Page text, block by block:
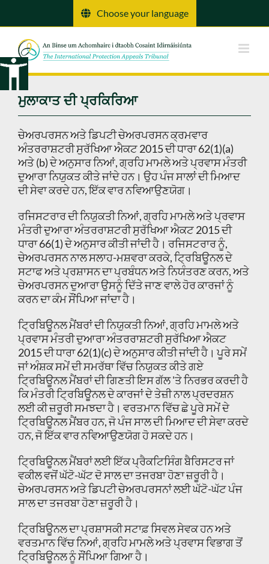
Choose your language
ਮੁਲਾਕਾਤ ਦੀ ਪ੍ਰਕਿਰਿਆ
ਚੇਅਰਪਰਸਨ ਅਤੇ ਡਿਪਟੀ ਚੇਅਰਪਰਸਨ ਕ੍ਰਮਵਾਰ
ਅੰਤਰਰਾਸ਼ਟਰੀ ਸੁਰੱਖਿਆ ਐਕਟ 2015 ਦੀ ਧਾਰਾ 62(1)(a)
ਅਤੇ (b) ਦੇ ਅਨੁਸਾਰ ਨਿਆਂ, ਗ੍ਰਹਿ ਮਾਮਲੇ ਅਤੇ ਪ੍ਰਵਾਸ ਮੰਤਰੀ
ਦੁਆਰਾ ਨਿਯੁਕਤ ਕੀਤੇ ਜਾਂਦੇ ਹਨ। ਉਹ ਪੰਜ ਸਾਲਾਂ ਦੀ ਮਿਆਦ
ਦੀ ਸੇਵਾ ਕਰਦੇ ਹਨ, ਇੱਕ ਵਾਰ ਨਵਿਆਉਣਯੋਗ।
ਰਜਿਸਟਰਾਰ ਦੀ ਨਿਯੁਕਤੀ ਨਿਆਂ, ਗ੍ਰਹਿ ਮਾਮਲੇ ਅਤੇ ਪ੍ਰਵਾਸ
ਮੰਤਰੀ ਦੁਆਰਾ ਅੰਤਰਰਾਸ਼ਟਰੀ ਸੁਰੱਖਿਆ ਐਕਟ 2015 ਦੀ
ਧਾਰਾ 66(1) ਦੇ ਅਨੁਸਾਰ ਕੀਤੀ ਜਾਂਦੀ ਹੈ। ਰਜਿਸਟਰਾਰ ਨੂੰ,
ਚੇਅਰਪਰਸਨ ਨਾਲ ਸਲਾਹ-ਮਸ਼ਵਰਾ ਕਰਕੇ, ਟ੍ਰਿਬਿਊਨਲ ਦੇ
ਸਟਾਫ ਅਤੇ ਪ੍ਰਸ਼ਾਸਨ ਦਾ ਪ੍ਰਬੰਧਨ ਅਤੇ ਨਿਯੰਤਰਣ ਕਰਨ, ਅਤੇ
ਚੇਅਰਪਰਸਨ ਦੁਆਰਾ ਉਸਨੂੰ ਦਿੱਤੇ ਜਾਣ ਵਾਲੇ ਹੋਰ ਕਾਰਜਾਂ ਨੂੰ
ਕਰਨ ਦਾ ਕੰਮ ਸੌਂਪਿਆ ਜਾਂਦਾ ਹੈ।
ਟ੍ਰਿਬਿਊਨਲ ਮੈਂਬਰਾਂ ਦੀ ਨਿਯੁਕਤੀ ਨਿਆਂ, ਗ੍ਰਹਿ ਮਾਮਲੇ ਅਤੇ
ਪ੍ਰਵਾਸ ਮੰਤਰੀ ਦੁਆਰਾ ਅੰਤਰਰਾਸ਼ਟਰੀ ਸੁਰੱਖਿਆ ਐਕਟ
2015 ਦੀ ਧਾਰਾ 62(1)(c) ਦੇ ਅਨੁਸਾਰ ਕੀਤੀ ਜਾਂਦੀ ਹੈ। ਪੂਰੇ ਸਮੇਂ
ਜਾਂ ਅੰਸ਼ਕ ਸਮੇਂ ਦੀ ਸਮਰੱਥਾ ਵਿੱਚ ਨਿਯੁਕਤ ਕੀਤੇ ਗਏ
ਟ੍ਰਿਬਿਊਨਲ ਮੈਂਬਰਾਂ ਦੀ ਗਿਣਤੀ ਇਸ ਗੱਲ 'ਤੇ ਨਿਰਭਰ ਕਰਦੀ ਹੈ
ਕਿ ਮੰਤਰੀ ਟ੍ਰਿਬਿਊਨਲ ਦੇ ਕਾਰਜਾਂ ਦੇ ਤੇਜ਼ੀ ਨਾਲ ਪ੍ਰਦਰਸ਼ਨ
ਲਈ ਕੀ ਜ਼ਰੂਰੀ ਸਮਝਦਾ ਹੈ। ਵਰਤਮਾਨ ਵਿੱਚ ਛੇ ਪੂਰੇ ਸਮੇਂ ਦੇ
ਟ੍ਰਿਬਿਊਨਲ ਮੈਂਬਰ ਹਨ, ਜੋ ਪੰਜ ਸਾਲ ਦੀ ਮਿਆਦ ਦੀ ਸੇਵਾ ਕਰਦੇ
ਹਨ, ਜੋ ਇੱਕ ਵਾਰ ਨਵਿਆਉਣਯੋਗ ਹੋ ਸਕਦੇ ਹਨ।
ਟ੍ਰਿਬਿਊਨਲ ਮੈਂਬਰਾਂ ਲਈ ਇੱਕ ਪ੍ਰੈਕਟਿਸਿੰਗ ਬੈਰਿਸਟਰ ਜਾਂ
ਵਕੀਲ ਵਜੋਂ ਘੱਟੋ-ਘੱਟ ਦੋ ਸਾਲ ਦਾ ਤਜਰਬਾ ਹੋਣਾ ਜ਼ਰੂਰੀ ਹੈ।
ਚੇਅਰਪਰਸਨ ਅਤੇ ਡਿਪਟੀ ਚੇਅਰਪਰਸਨਾਂ ਲਈ ਘੱਟੋ-ਘੱਟ ਪੰਜ
ਸਾਲ ਦਾ ਤਜਰਬਾ ਹੋਣਾ ਜ਼ਰੂਰੀ ਹੈ।
ਟ੍ਰਿਬਿਊਨਲ ਦਾ ਪ੍ਰਸ਼ਾਸਕੀ ਸਟਾਫ਼ ਸਿਵਲ ਸੇਵਕ ਹਨ ਅਤੇ
ਵਰਤਮਾਨ ਵਿੱਚ ਨਿਆਂ, ਗ੍ਰਹਿ ਮਾਮਲੇ ਅਤੇ ਪ੍ਰਵਾਸ ਵਿਭਾਗ ਤੋਂ
ਟ੍ਰਿਬਿਊਨਲ ਨੂੰ ਸੌਂਪਿਆ ਗਿਆ ਹੈ।